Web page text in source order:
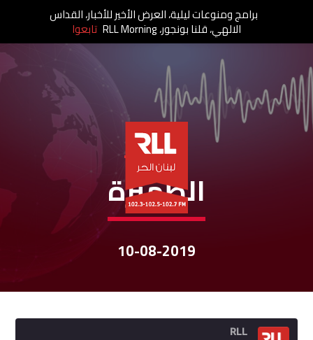
نشرات الأخبار
الظّهيرة
10-08-2019
RLL
برامج ومنوعات ليلية، العرض الأخير للأخبار، القداس
الالهي، قلنا بونجور، RLL Morning تابعوا